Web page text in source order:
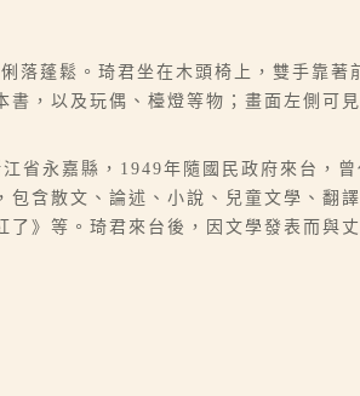
落蓬鬆。琦君坐在木頭椅上，雙手靠
，以及玩偶、檯燈等物；畫面左側可
省永嘉縣，1949年隨國民政府來台，
含散文、論述、小說、兒童文學、翻
》等。琦君來台後，因文學發表而與